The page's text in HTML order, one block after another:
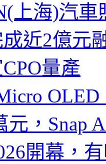
上海)汽
近2億元
量產
元，Snap
開幕，